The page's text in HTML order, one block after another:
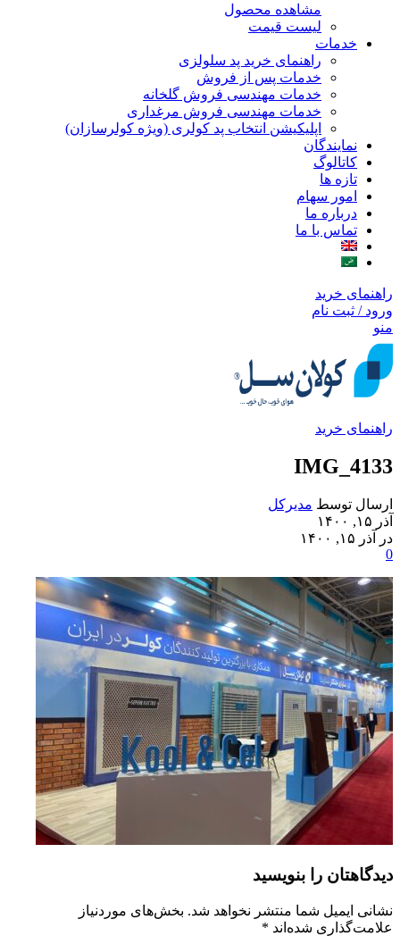
مشاهده محصول
لیست قیمت
خدمات
راهنمای خرید پد سلولزی
خدمات پس از فروش
خدمات مهندسی فروش گلخانه
خدمات مهندسی فروش مرغداری
اپلیکیشن انتخاب پد کولری (ویژه کولرسازان)
نمایندگان
کاتالوگ
تازه ها
امور سهام
درباره ما
تماس با ما
راهنمای خرید
ورود / ثبت نام
منو
راهنمای خرید
IMG_4133
ارسال توسط مدیرکل
آذر ۱۵, ۱۴۰۰
در آذر ۱۵, ۱۴۰۰
0
دیدگاهتان را بنویسید
نشانی ایمیل شما منتشر نخواهد شد. بخش‌های موردنیاز
علامت‌گذاری شده‌اند *